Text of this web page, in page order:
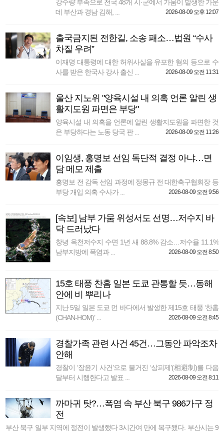
강수량 부족으로 전국 48개 시·군에서 가뭄이 발생한 가운
데 부산과 경남 김해, ...
2026-08-09 오후 12:07
출국금지된 전한길, 소송 패소…법원 “수사
차질 우려”
이재명 대통령에 대한 허위사실을 유포한 혐의 등으로 수
사를 받은 한국사 강사 출신 ...
2026-08-09 오전 11:31
울산 지노위 "양육시설 내 의혹 언론 알린 생
활지도원 파면은 부당"
양육시설 내 의혹을 언론에 알린 생활지도원을 파면한 것
은 부당하다는 노동 당국 판 ...
2026-08-09 오전 11:26
이임생, 홍명보 선임 독단적 결정 아냐…면
담 메모 제출
홍명보 전 감독 선임 과정에 정몽규 전 대한축구협회장 등
부당 개입 의혹 수사가 ...
2026-08-09 오전 9:56
[속보] 남부 가뭄 위성서도 선명…저수지 바
닥 드러났다
창녕 옥천저수지 수면 1년 새 88.8% 감소…저수율 11.1%
남부지방에 폭염과 ...
2026-08-09 오전 8:50
15호 태풍 찬홈 일본 도쿄 관통할 듯…동해
안에 비 뿌리나
지난 5일 일본 도쿄 먼 바다에서 발생한 제15호 태풍 ‘찬홈
(CHAN-HOM)’ ...
2026-08-09 오전 8:45
경찰가족 관련 사건 45건…그동안 파악조차
안해
경찰이 ‘장윤기 사건’으로 불거진 ‘상피제’(相避制)를 다음
달부터 시행한다고 발표 ...
2026-08-09 오전 8:11
까마귀 탓?…폭염 속 부산 북구 986가구 정
전
부산 북구 일부 지역에 정전이 발생했다 3시간여 만에 복구됐다. 부산시는 9